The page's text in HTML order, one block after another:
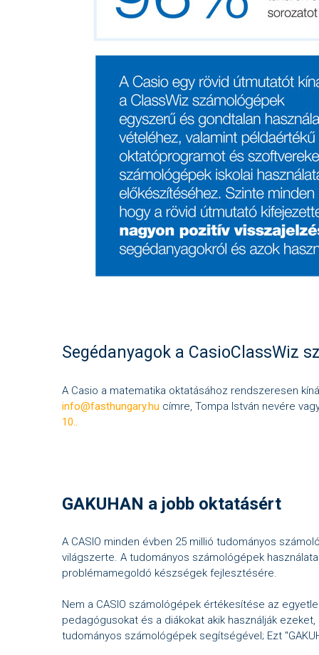
Segédanyagok a CasioClassWiz
A Casio a matematika oktatásához rendszeresen
info@fasthungary.hu címre, Tompa István nevére
10.
GAKUHAN a jobb oktatásért
A CASIO minden évben 25 millió tudományos
világszerte. A tudományos számológépek
problémamegoldó készségek fejlesztésére.
Nem a CASIO számológépek értékesítése az
pedagógusokat és a diákokat akik használják
tudományos számológépek segítségével; Ezt